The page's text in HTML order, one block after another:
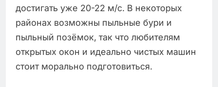
достигать уже 20-22 м/с. В некоторых
районах возможны пыльные бури и
пыльный позёмок, так что любителям
открытых окон и идеально чистых машин
стоит морально подготовиться.